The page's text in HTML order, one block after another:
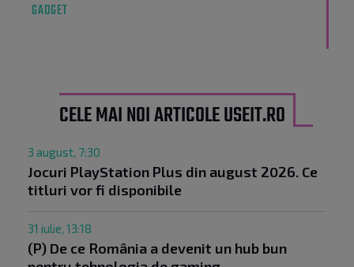
GADGET
CELE MAI NOI ARTICOLE USEIT.RO
3 august, 7:30
Jocuri PlayStation Plus din august 2026. Ce
titluri vor fi disponibile
31 iulie, 13:18
(P) De ce România a devenit un hub bun